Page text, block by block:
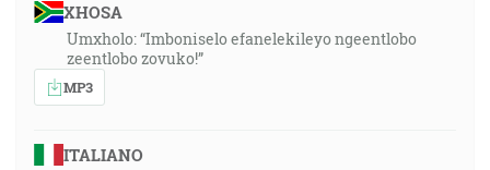
XHOSA
Umxholo: “Imboniselo efanelekileyo ngeentlobo
zeentlobo zovuko!”
MP3
ITALIANO